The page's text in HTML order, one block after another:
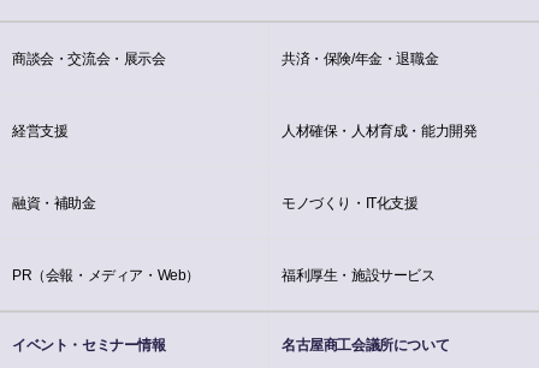
商談会・交流会・展示会
経営支援
融資・補助金
PR（会報・メディア・Web）
共済・保険/年金・退職金
人材確保・人材育成・能力開発
モノづくり・IT化支援
福利厚生・施設サービス
イベント・セミナー情報 名古屋商工会議所について